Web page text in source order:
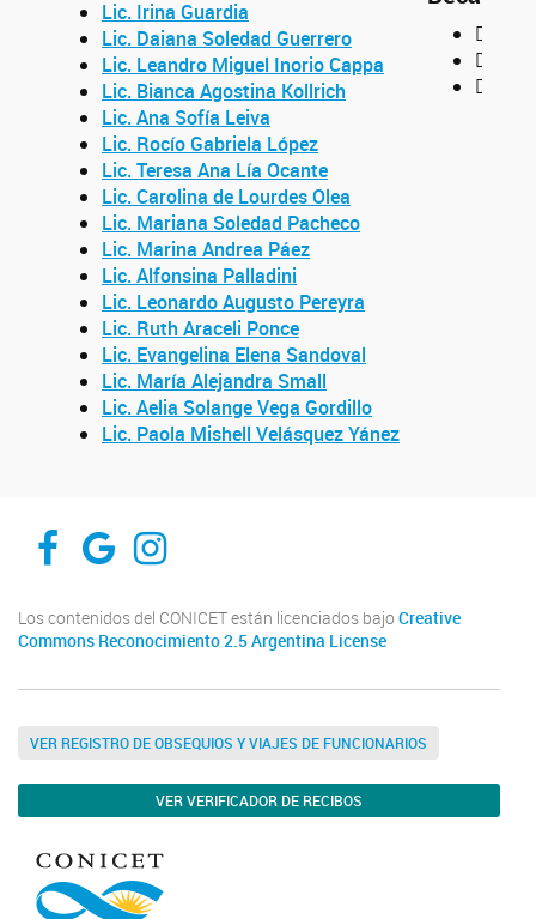
Lic. Irina Guardia
Lic. Daiana Soledad Guerrero
Lic. Leandro Miguel Inorio Cappa
Lic. Bianca Agostina Kollrich
Lic. Ana Sofía Leiva
Lic. Rocío Gabriela López
Lic. Teresa Ana Lía Ocante
Lic. Carolina de Lourdes Olea
Lic. Mariana Soledad Pacheco
Lic. Marina Andrea Páez
Lic. Alfonsina Palladini
Lic. Leonardo Augusto Pereyra
Lic. Ruth Araceli Ponce
Lic. Evangelina Elena Sandoval
Lic. María Alejandra Small
Lic. Aelia Solange Vega Gordillo
Lic. Paola Mishell Velásquez Yánez
Dra.
Dr.
Dra.
PROIMI-FACEBOOK
PROIMI-RESEARCHAGATE
PROIMI-INSTAGRAM
Los contenidos del CONICET están licenciados bajo Creative
Commons Reconocimiento 2.5 Argentina License
VER REGISTRO DE OBSEQUIOS Y VIAJES DE FUNCIONARIOS
VER VERIFICADOR DE RECIBOS